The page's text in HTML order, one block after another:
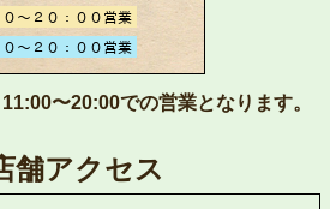
〜20:00での営業となります。
舗アクセス